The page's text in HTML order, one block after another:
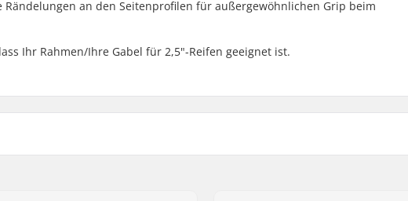
an den Seitenprofilen für außergewöhnlichen Grip beim
Ihr Rahmen/Ihre Gabel für 2,5"-Reifen geeignet ist.